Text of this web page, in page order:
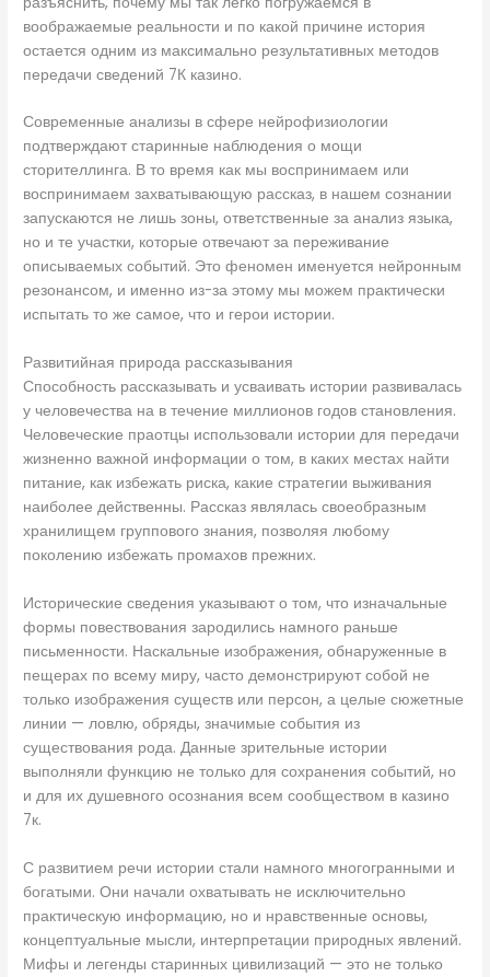
воображаемые реальности и по какой причине история
остается одним из максимально результативных методов
передачи сведений 7К казино.
Современные анализы в сфере нейрофизиологии
подтверждают старинные наблюдения о мощи
сторителлинга. В то время как мы воспринимаем или
воспринимаем захватывающую рассказ, в нашем сознании
запускаются не лишь зоны, ответственные за анализ языка,
но и те участки, которые отвечают за переживание
описываемых событий. Это феномен именуется нейронным
резонансом, и именно из-за этому мы можем практически
испытать то же самое, что и герои истории.
Развитийная природа рассказывания
Способность рассказывать и усваивать истории развивалась
у человечества на в течение миллионов годов становления.
Человеческие праотцы использовали истории для передачи
жизненно важной информации о том, в каких местах найти
питание, как избежать риска, какие стратегии выживания
наиболее действенны. Рассказ являлась своеобразным
хранилищем группового знания, позволяя любому
поколению избежать промахов прежних.
Исторические сведения указывают о том, что изначальные
формы повествования зародились намного раньше
письменности. Наскальные изображения, обнаруженные в
пещерах по всему миру, часто демонстрируют собой не
только изображения существ или персон, а целые сюжетные
линии — ловлю, обряды, значимые события из
существования рода. Данные зрительные истории
выполняли функцию не только для сохранения событий, но
и для их душевного осознания всем сообществом в казино
7к.
С развитием речи истории стали намного многогранными и
богатыми. Они начали охватывать не исключительно
практическую информацию, но и нравственные основы,
концептуальные мысли, интерпретации природных явлений.
Мифы и легенды старинных цивилизаций — это не только